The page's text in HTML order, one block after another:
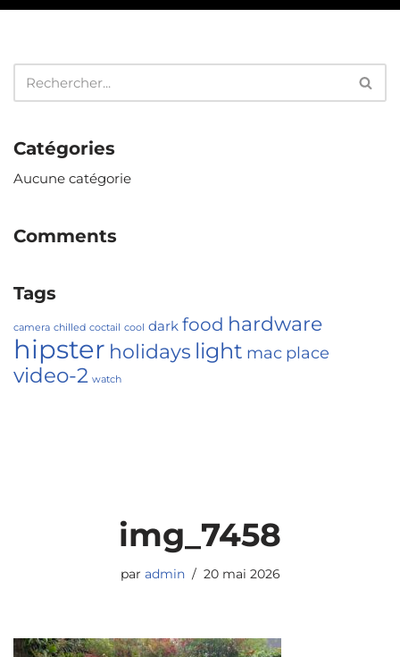
Catégories
Aucune catégorie
Comments
Tags
camera chilled coctail cool dark food hardware
hipster holidays light mac place
video-2 watch
img_7458
par admin 20 mai 2026